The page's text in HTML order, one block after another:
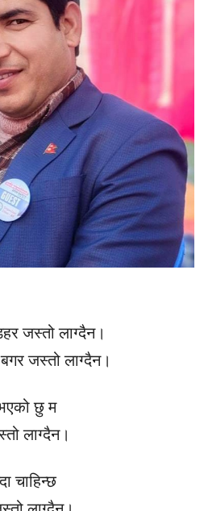
जस्तो लाग्दैन।
जस्तो लाग्दैन।
छु म
लाग्दैन।
चाहिन्छ